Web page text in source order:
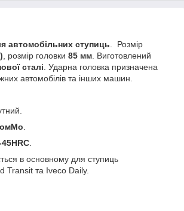
автомобільних ступиць . Розмір
, розмір головки 85 мм . Виготовлений
сталі . Ударна головка призначена
автомобілів та інших машин.
в основному для ступиць
Transit та Iveco Daily.